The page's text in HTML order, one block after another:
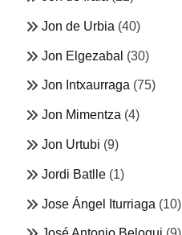
Jon de Urbia (40)
Jon Elgezabal (30)
Jon Intxaurraga (75)
Jon Mimentza (4)
Jon Urtubi (9)
Jordi Batlle (1)
Jose Ángel Iturriaga (10)